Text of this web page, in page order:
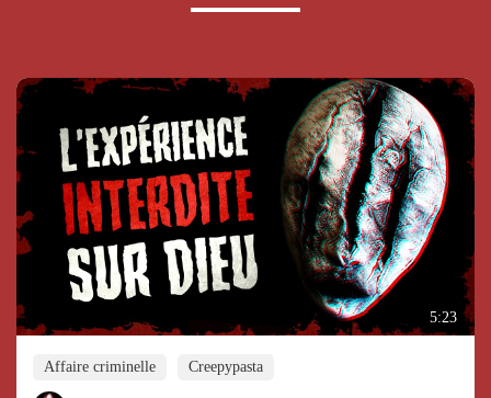
5:23
Affaire criminelle Creepypasta